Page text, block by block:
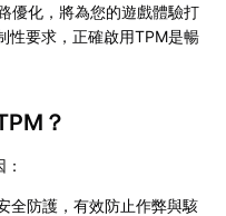
優化，將為您的遊戲體驗打
性要求，正確啟用TPM是暢
？
全防護，有效防止作弊與駭